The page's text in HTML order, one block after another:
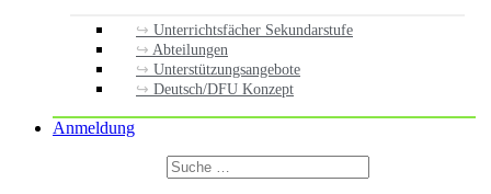
Unterrichtsfächer Sekundarstufe
Abteilungen
Unterstützungsangebote
Deutsch/DFU Konzept
Anmeldung
Suchen
nach: